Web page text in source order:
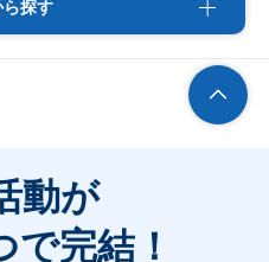
探す
動が
で完結！